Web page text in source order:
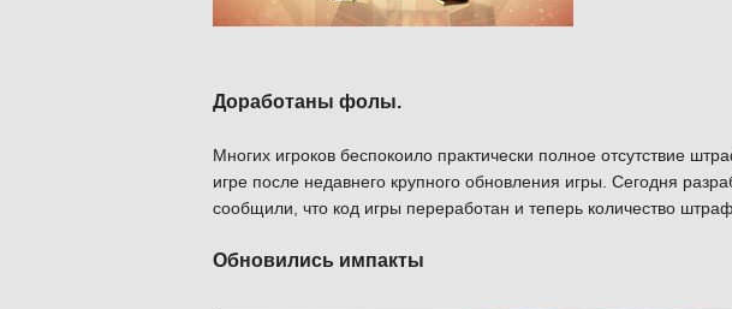
Доработаны фолы.
Многих игроков беспокоило практически полное отсутствие
игре после недавнего крупного обновления игры. Сегодня
сообщили, что код игры переработан и теперь количество
Обновились импакты